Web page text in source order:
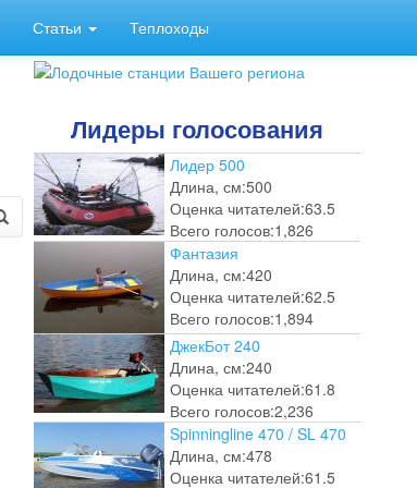
Статьи Теплоходы
Лидеры голосования
Лидер 500
Длина, см:500
Оценка читателей:63.5
Всего голосов:1,826
Фантазия
Длина, см:420
Оценка читателей:62.5
Всего голосов:1,894
ДжекБот 240
Длина, см:240
Оценка читателей:61.8
Всего голосов:2,236
Spinningline 470 / SL 470
Длина, см:478
Оценка читателей:61.5